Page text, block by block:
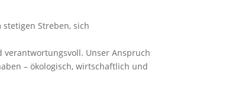
Streben, sich
Unser Anspruch
– ökologisch, wirtschaftlich und